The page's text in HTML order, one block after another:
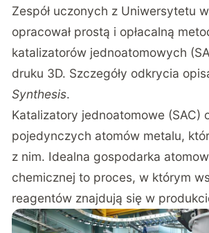
Zespół uczonych z Uniwersytetu
opracował prostą i opłacalną
katalizatorów jednoatomowych
druku 3D. Szczegóły odkrycia
Synthesis.
Katalizatory jednoatomowe (SAC)
pojedynczych atomów metalu,
z nim. Idealna gospodarka
chemicznej to proces, w którym
reagentów znajdują się w